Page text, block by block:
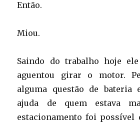
Então.
Miou.
Saindo do trabalho hoje
aguentou girar o motor.
alguma questão de bateria
ajuda de quem estava
estacionamento foi possível